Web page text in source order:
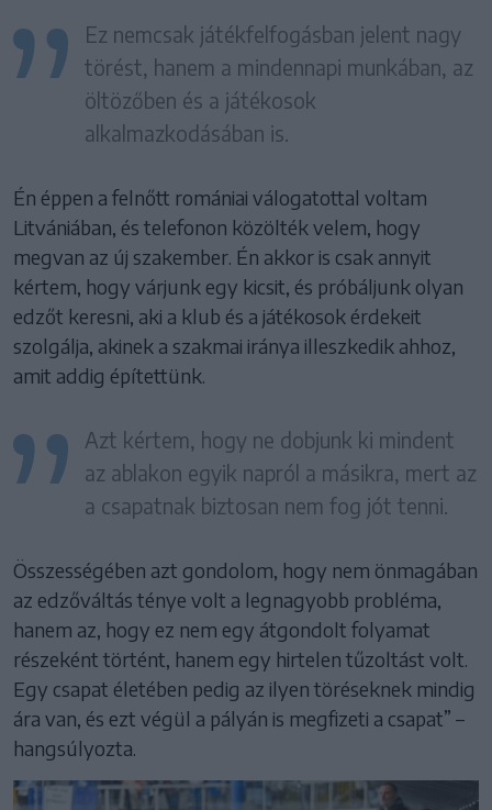
Ez nemcsak játékfelfogásban jelent nagy
törést, hanem a mindennapi munkában, az
öltözőben és a játékosok
alkalmazkodásában is.
Én éppen a felnőtt romániai válogatottal voltam
Litvániában, és telefonon közölték velem, hogy
megvan az új szakember. Én akkor is csak annyit
kértem, hogy várjunk egy kicsit, és próbáljunk olyan
edzőt keresni, aki a klub és a játékosok érdekeit
szolgálja, akinek a szakmai iránya illeszkedik ahhoz,
amit addig építettünk.
Azt kértem, hogy ne dobjunk ki mindent
az ablakon egyik napról a másikra, mert az
a csapatnak biztosan nem fog jót tenni.
Összességében azt gondolom, hogy nem önmagában
az edzőváltás ténye volt a legnagyobb probléma,
hanem az, hogy ez nem egy átgondolt folyamat
részeként történt, hanem egy hirtelen tűzoltást volt.
Egy csapat életében pedig az ilyen töréseknek mindig
ára van, és ezt végül a pályán is megfizeti a csapat” –
hangsúlyozta.